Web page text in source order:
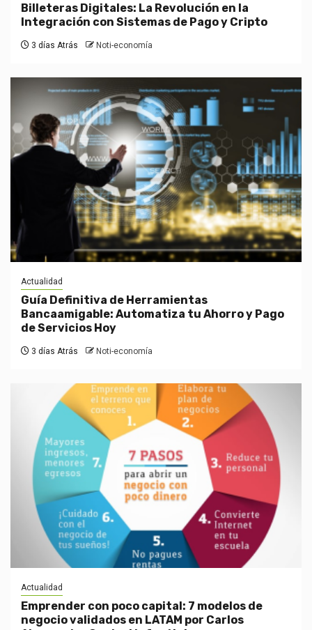
Billeteras Digitales: La Revolución en la
Integración con Sistemas de Pago y Cripto
3 días Atrás Noti-economía
Actualidad
Guía Definitiva de Herramientas
Bancaamigable: Automatiza tu Ahorro y Pago
de Servicios Hoy
3 días Atrás Noti-economía
Actualidad
Emprender con poco capital: 7 modelos de
negocio validados en LATAM por Carlos